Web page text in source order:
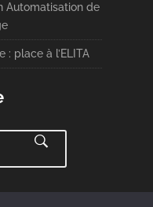
Automatisation de
: place à l’ELITA